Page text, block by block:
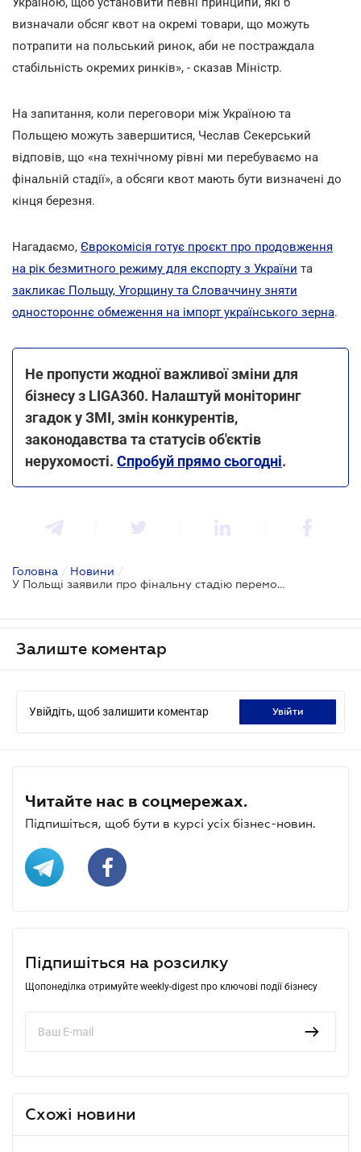
визначали обсяг квот на окремі товари, що можуть
потрапити на польський ринок, аби не постраждала
стабільність окремих ринків», - сказав Міністр.
На запитання, коли переговори між Україною та
Польщею можуть завершитися, Чеслав Секерський
відповів, що «на технічному рівні ми перебуваємо на
фінальній стадії», а обсяги квот мають бути визначені до
кінця березня.
Нагадаємо, Єврокомісія готує проєкт про продовження
на рік безмитного режиму для експорту з України та
закликає Польщу, Угорщину та Словаччину зняти
одностороннє обмеження на імпорт українського зерна.
Не пропусти жодної важливої зміни для
бізнесу з LIGA360. Налаштуй моніторинг
згадок у ЗМІ, змін конкурентів,
законодавства та статусів об'єктів
нерухомості. Спробуй прямо сьогодні.
Головна / Новини /
У Польщі заявили про фінальну стадію перемовин з Україною щодо квот на експорт
Залиште коментар
Увійдіть, щоб залишити коментар увійти
Читайте нас в соцмережах.
Підпишіться, щоб бути в курсі усіх бізнес-новин.
Підпишіться на розсилку
Щопонеділка отримуйте weekly-digest про ключові події бізнесу
Схожі новини